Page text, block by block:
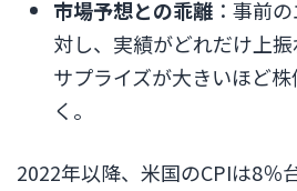
市場予想との乖離 ：事前
対し、実績がどれだけ上振
サプライズが大きいほど
く。
2022年以降、米国のCPIは8％